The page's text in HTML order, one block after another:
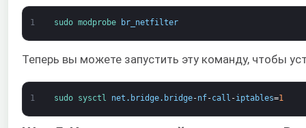
1 sudo modprobe br_netfilter
Теперь вы можете запустить эту команду, чтобы
1 sudo sysctl net . bridge. bridge-nf-call -iptables=1